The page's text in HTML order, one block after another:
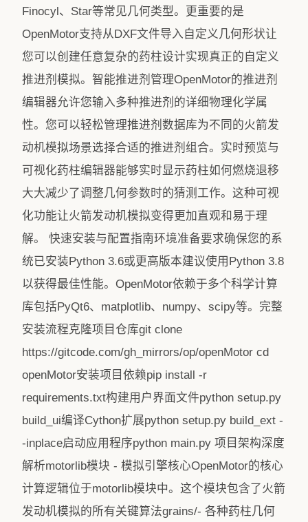
Finocyl、Star等常见几何类型。更重要的是
OpenMotor支持从DXF文件导入自定义几何形状让
您可以创建任意复杂的药柱设计实现真正的自定义
推进剂模拟。智能推进剂管理OpenMotor的推进剂
编辑器允许您输入多种推进剂的详细物理化学属
性。您可以轻松管理推进剂数据库为不同的火箭发
动机模拟场景选择合适的推进剂组合。实时预览与
可视化药柱编辑器能够实时显示药柱如何燃烧退移
大大减少了调整几何参数时的猜测工作。这种可视
化功能让火箭发动机模拟变得更加直观和易于理
解。 快速安装与配置指南环境准备要求确保您的系
统已安装Python 3.6或更高版本建议使用Python 3.8
以获得最佳性能。OpenMotor依赖于多个科学计算
库包括PyQt6、matplotlib、numpy、scipy等。完整
安装流程克隆项目仓库git clone
https://gitcode.com/gh_mirrors/op/openMotor cd
openMotor安装项目依赖pip install -r
requirements.txt构建用户界面文件python setup.py
build_ui编译Cython扩展python setup.py build_ext -
-inplace启动应用程序python main.py️ 项目架构深度
解析motorlib模块 - 模拟引擎核心OpenMotor的核心
计算逻辑位于motorlib模块中。这个模块包含了火箭
发动机模拟的所有关键算法grains/- 各种药柱几何